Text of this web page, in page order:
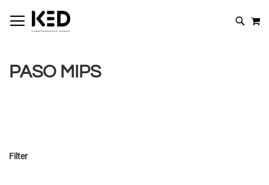
SUCHE
PASO MIPS
Filter